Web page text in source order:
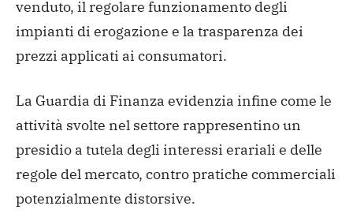
venduto, il regolare funzionamento degli
impianti di erogazione e la trasparenza dei
prezzi applicati ai consumatori.
La Guardia di Finanza evidenzia infine come le
attività svolte nel settore rappresentino un
presidio a tutela degli interessi erariali e delle
regole del mercato, contro pratiche commerciali
potenzialmente distorsive.